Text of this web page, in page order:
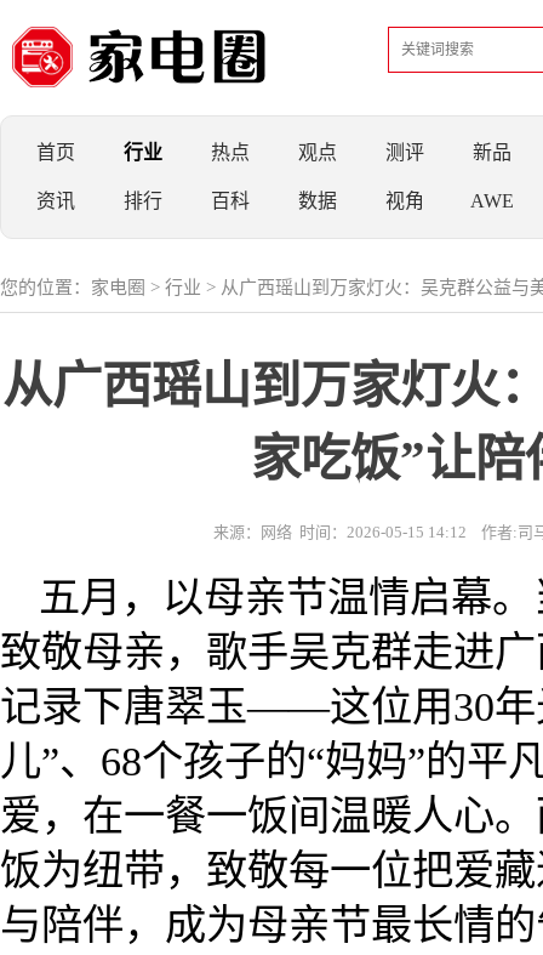
首页 行业 热点 观点 测评 新品
资讯 排行 百科 数据 视角 AWE
您的位置： 家电圈 > 行业 > 从广西瑶山到万家灯火：吴克群公益与
从广西瑶山到万家灯火
家吃饭”让
来源：网络 时间：2026-05-15 14:12 作者:司
五月，以母亲节温情启幕
致敬母亲，歌手吴克群走进
记录下唐翠玉——这位用30年
儿”、68个孩子的“妈妈”的平
爱，在一餐一饭间温暖人心
饭为纽带，致敬每一位把爱
与陪伴，成为母亲节最长情